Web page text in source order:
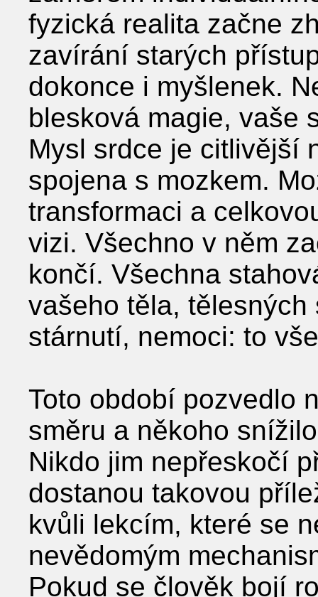
fyzická realita začne
zavírání starých
dokonce i myšlenek.
blesková magie, vaše
Mysl srdce je citlivější
spojena s mozkem.
transformaci a
vizi. Všechno v něm
končí. Všechna
vašeho těla,
stárnutí, nemoci: to
Toto období pozvedlo
směru a někoho
Nikdo jim nepřeskočí
dostanou takovou
kvůli lekcím, které se
nevědomým
Pokud se člověk bojí